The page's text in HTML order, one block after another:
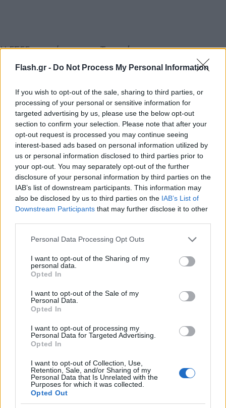
Flash.gr - Do Not Process My Personal Information
If you wish to opt-out of the sale, sharing to third parties, or
processing of your personal or sensitive information for
targeted advertising by us, please use the below opt-out
section to confirm your selection. Please note that after your
opt-out request is processed you may continue seeing
interest-based ads based on personal information utilized by
us or personal information disclosed to third parties prior to
your opt-out. You may separately opt-out of the further
disclosure of your personal information by third parties on the
IAB’s list of downstream participants. This information may
also be disclosed by us to third parties on the IAB’s List of
Downstream Participants that may further disclose it to other
Please note that this website/app uses one or more Google
not limited to your visit or usage behaviour. You may click to
grant or deny consent to Google and its third-party tags to
use your data for below specified purposes in below Google
consent section.
Personal Data Processing Opt Outs
I want to opt-out of the Sharing of my
personal data.
Opted In
I want to opt-out of the Sale of my
Personal Data.
Opted In
I want to opt-out of processing my
Personal Data for Targeted Advertising.
Opted In
I want to opt-out of Collection, Use,
Retention, Sale, and/or Sharing of my
Personal Data that Is Unrelated with the
Purposes for which it was collected.
Opted Out
Η ΓΣΕΕ αναφέρει πως «Το απόγευμα
πραγματοποιήθηκε περιφερειακή σύσκεψη
οργάνωση της Γενικής Απεργίας».
Πώς θα κινηθούν τα Μέσα Μαζικής Μεταφοράς
Με στάσεις εργασίας αποφάσισαν να
συμμετάσχουν στην 24ωρη απεργία της ΓΣΕΕ, την
Τετάρτη 9 Απριλίου 2025, οι εργαζόμενοι σε
λεωφορεία και τρόλεϊ.
Σύμφωνα με ανακοινώσεις, τόσο του Συνδικάτου
Εργαζομένων ΗΛΠΑΠ, τα λεωφορεία και τρόλεϊ
αναμένεται να κινηθούν από τις 9:00 έως τις 21:00
λόγω στάσεων εργασίας (από την έναρξη της
της βάρδιας τους).
Οι εργαζόμενοι διεκδικούν: ανανέωση του στόλου,
διενέργεια προσλήψεων προσωπικού, αναγνώριση
αυξήσεις στους μισθούς, συγκοινωνίες δημόσιες,
ασφαλείς, σύγχρονες και αξιόπιστες που να
ανταποκρίνονται στις ανάγκες των εργαζομένων